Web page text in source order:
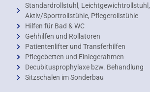
Standardrollstuhl, Leichtgewichtrollstuhl,
Aktiv/Sportrollstühle, Pflegerollstühle
Hilfen für Bad & WC
Gehhilfen und Rollatoren
Patientenlifter und Transferhilfen
Pflegebetten und Einlegerahmen
Decubitusprophylaxe bzw. Behandlung
Sitzschalen im Sonderbau